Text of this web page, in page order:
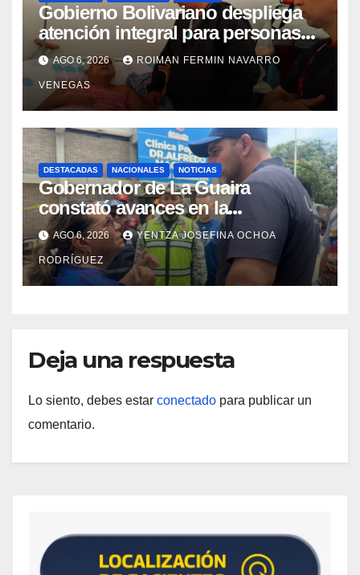
Gobierno Bolivariano despliega
atención integral para personas
con discapacidad en
campamentos de La Guaira
AGO 6, 2026 ROIMAN FERMIN NAVARRO
VENEGAS
DESTACADAS NACIONALES NOTICIAS
Gobernador de La Guaira
constató avances en la
rehabilitación del Hospitalito de
Catia la Mar
AGO 6, 2026 YENTZA JOSEFINA OCHOA
RODRÍGUEZ
Deja una respuesta
Lo siento, debes estar conectado para publicar un
comentario.